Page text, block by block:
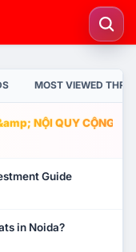
MOST VIEWED
NỘI QUY CỘNG
Guide
in Noida?